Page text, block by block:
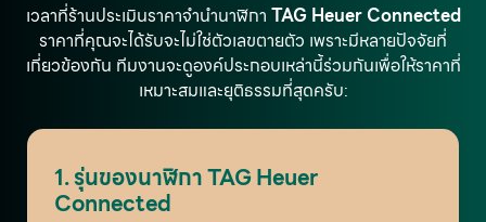
เวลาที่ร้านประเมินราคาจำนำนาฬิกา TAG Heuer Connected
ราคาที่คุณจะได้รับจะไม่ใช่ตัวเลขตายตัว เพราะมีหลายปัจจัยที่
เกี่ยวข้องกัน ทีมงานจะดูองค์ประกอบเหล่านี้ร่วมกันเพื่อให้ราคาที่
เหมาะสมและยุติธรรมที่สุดครับ:
1. รุ่นของนาฬิกา TAG Heuer
Connected